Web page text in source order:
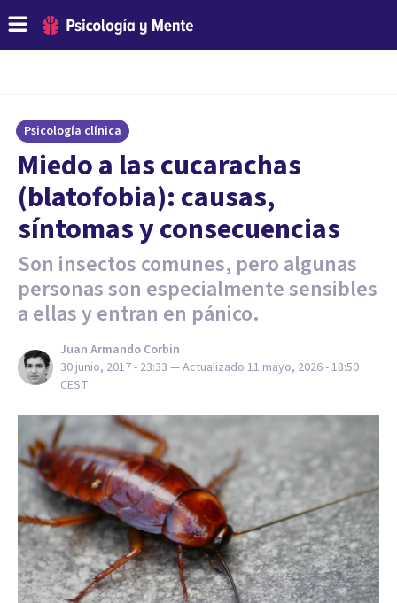
Psicología clínica
Miedo a las cucarachas
(blatofobia): causas,
síntomas y consecuencias
Son insectos comunes, pero algunas
personas son especialmente sensibles
a ellas y entran en pánico.
Juan Armando Corbin
30 junio, 2017 - 23:33 — Actualizado 11 mayo, 2026 - 18:50
CEST